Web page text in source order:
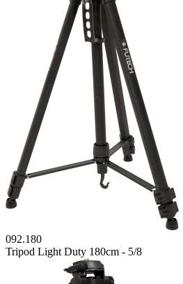
092.180
Tripod Light Duty 180cm - 5/8